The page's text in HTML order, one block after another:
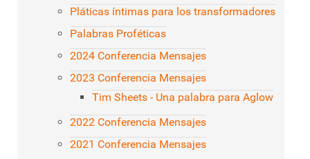
Pláticas íntimas para los transformadores
Palabras Proféticas
2024 Conferencia Mensajes
2023 Conferencia Mensajes
Tim Sheets - Una palabra para Aglow
2022 Conferencia Mensajes
2021 Conferencia Mensajes